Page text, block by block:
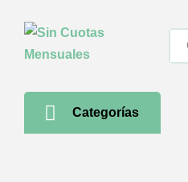
Categorías